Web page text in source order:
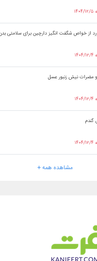
و مضرات نیش زنبور عسل
مشاهده همه +